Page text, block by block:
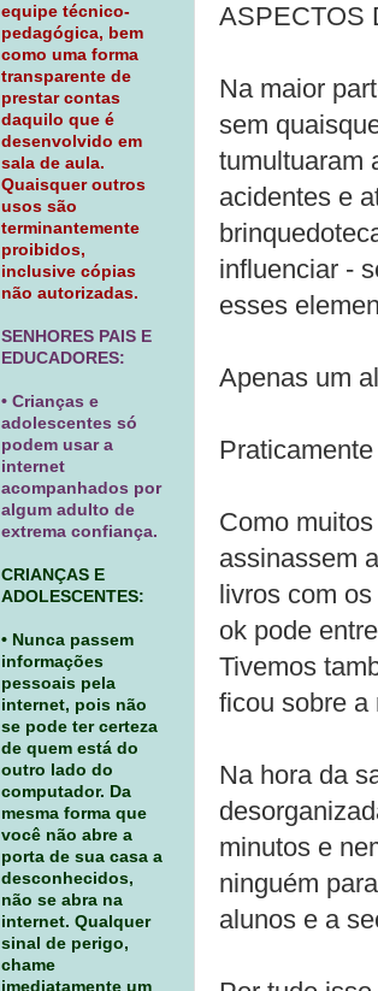
ASPECTOS
Na maior
sem
tumultuaram
acidentes e
influenciar -
esses
Apenas um
Como
assinassem
livros com
ok pode
Tivemos
ficou sobre a
Na hora da
minutos e
ninguém
alunos e a
equipe técnico-
pedagógica, bem
como uma forma
transparente de
prestar contas
daquilo que é
desenvolvido em
sala de aula.
Quaisquer outros
usos são
terminantemente
proibidos,
inclusive cópias
não autorizadas.
SENHORES PAIS E
EDUCADORES:
• Crianças e
adolescentes só
podem usar a
internet
acompanhados por
algum adulto de
extrema confiança.
CRIANÇAS E
ADOLESCENTES:
• Nunca passem
informações
pessoais pela
internet, pois não
se pode ter certeza
de quem está do
outro lado do
computador. Da
mesma forma que
você não abre a
porta de sua casa a
desconhecidos,
não se abra na
internet. Qualquer
sinal de perigo,
chame
imediatamente um